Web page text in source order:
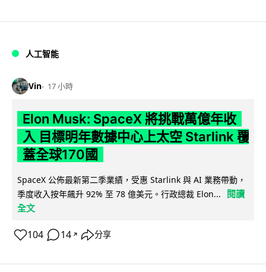
人工智能
Vin 17 小時
Elon Musk: SpaceX 將挑戰萬億年收
入 目標明年數據中心上太空 Starlink 覆
蓋全球170國
SpaceX 公佈最新第二季業績，受惠 Starlink 與 AI 業務帶動，
季度收入按年飆升 92% 至 78 億美元。行政總裁 Elon...
閱讀
全文
104 14 ↗ 分享